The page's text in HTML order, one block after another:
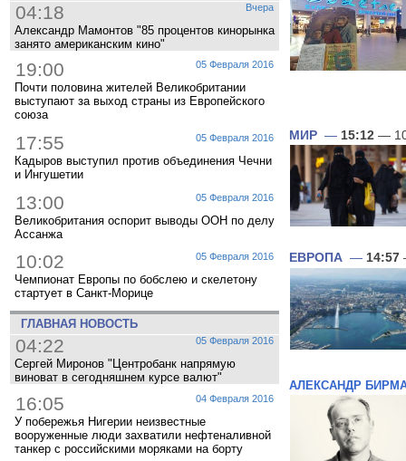
Вчера
04:18
Александр Мамонтов "85 процентов кинорынка
занято американским кино"
05 Февраля 2016
19:00
Почти половина жителей Великобритании
выступают за выход страны из Европейского
союза
05 Февраля 2016
17:55
Кадыров выступил против объединения Чечни
и Ингушетии
05 Февраля 2016
13:00
Великобритания оспорит выводы ООН по делу
Ассанжа
05 Февраля 2016
10:02
Чемпионат Европы по бобслею и скелетону
стартует в Санкт-Морице
ГЛАВНАЯ НОВОСТЬ
05 Февраля 2016
04:22
Сергей Миронов "Центробанк напрямую
виноват в сегодняшнем курсе валют"
04 Февраля 2016
16:05
У побережья Нигерии неизвестные
вооруженные люди захватили нефтеналивной
танкер с российскими моряками на борту
МИР — 15:12 —
ЕВРОПА — 14:57
АЛЕКСАНДР